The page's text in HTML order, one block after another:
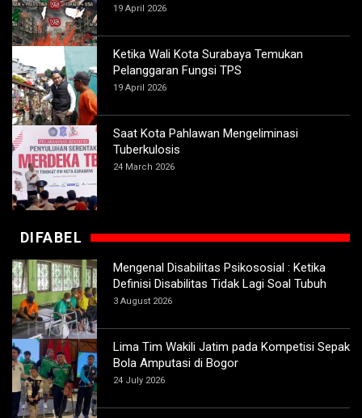
19 April 2026
Ketika Wali Kota Surabaya Temukan
Pelanggaran Fungsi TPS
19 April 2026
Saat Kota Pahlawan Mengeliminasi
Tuberkulosis
24 March 2026
DIFABEL
Mengenal Disabilitas Psikososial : Ketika
Definisi Disabilitas Tidak Lagi Soal Tubuh
3 August 2026
Lima Tim Wakili Jatim pada Kompetisi Sepak
Bola Amputasi di Bogor
24 July 2026